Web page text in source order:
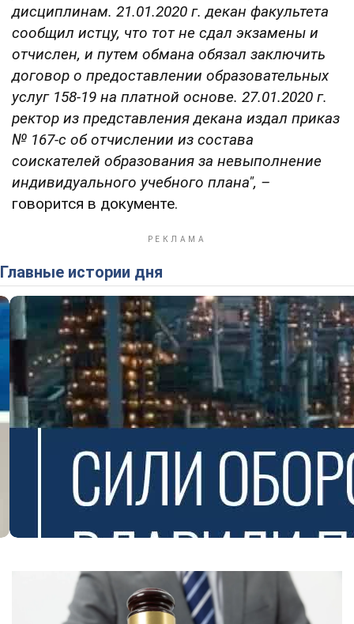
дисциплинам. 21.01.2020 г. декан факультета
сообщил истцу, что тот не сдал экзамены и
отчислен, и путем обмана обязал заключить
договор о предоставлении образовательных
услуг 158-19 на платной основе. 27.01.2020 г.
ректор из представления декана издал приказ
№ 167-с об отчислении из состава
соискателей образования за невыполнение
индивидуального учебного плана", –
говорится в документе.
Главные истории дня